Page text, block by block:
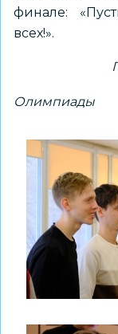
финале:
всех!».
Олимпиады